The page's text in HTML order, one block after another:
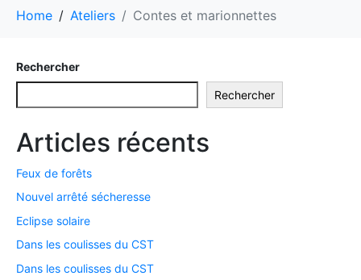
Home Ateliers Contes et marionnettes
Rechercher
Rechercher
Articles récents
Feux de forêts
Nouvel arrêté sécheresse
Eclipse solaire
Dans les coulisses du CST
Dans les coulisses du CST